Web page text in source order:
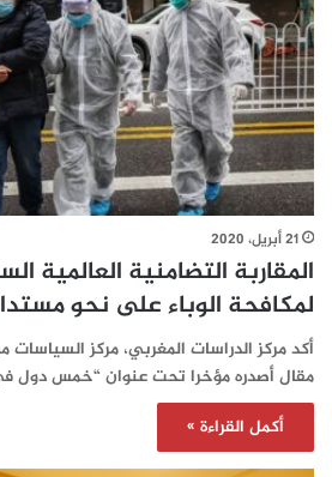
21 أبريل، 2020
المقاربة التضامنية العالمية
لمكافحة الوباء على نحو
أكد مركز الدراسات المغربي، مركز
مقال أصدره مؤخرا تحت عنوان “خمس دول
أكمل القراءة »